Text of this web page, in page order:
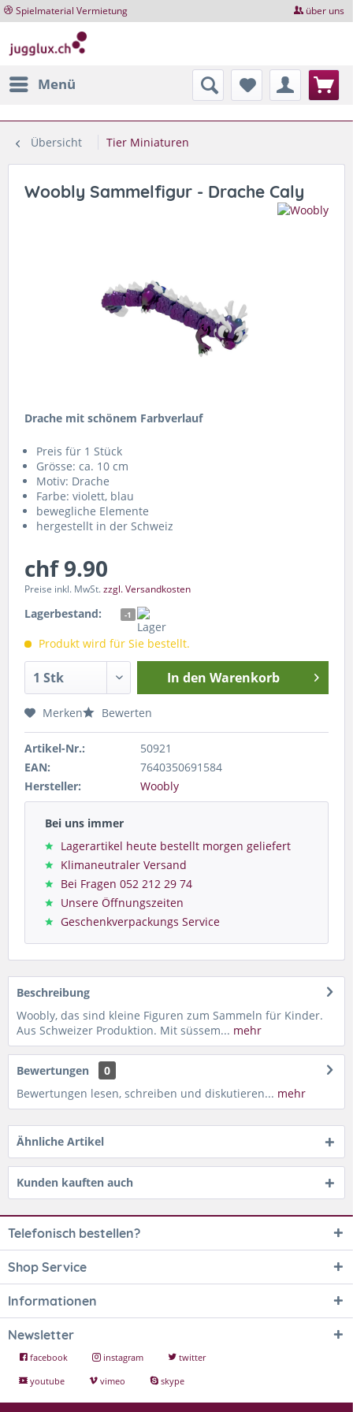
Spielmaterial Vermietung über uns
Menü
Übersicht Tier Miniaturen
Woobly Sammelfigur - Drache Caly
Drache mit schönem Farbverlauf
Preis für 1 Stück
Grösse: ca. 10 cm
Motiv: Drache
Farbe: violett, blau
bewegliche Elemente
hergestellt in der Schweiz
chf 9.90
Preise inkl. MwSt.zzgl. Versandkosten
Lagerbestand: -1
Produkt wird für Sie bestellt.
In den Warenkorb
Merken Bewerten
Artikel-Nr.:
50921
EAN:
7640350691584
Hersteller:
Woobly
Bei uns immer
Lagerartikel heute bestellt morgen geliefert
Klimaneutraler Versand
Bei Fragen 052 212 29 74
Unsere Öffnungszeiten
Geschenkverpackungs Service
Beschreibung
Woobly, das sind kleine Figuren zum Sammeln für Kinder.
Aus Schweizer Produktion. Mit süssem... mehr
Bewertungen
0
Bewertungen lesen, schreiben und diskutieren... mehr
Ähnliche Artikel
Kunden kauften auch
Telefonisch bestellen?
Shop Service
Informationen
Newsletter
facebook instagram
twitter
youtube
vimeo skype